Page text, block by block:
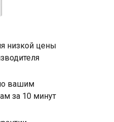
низкой цены
вашим
за 10 минут